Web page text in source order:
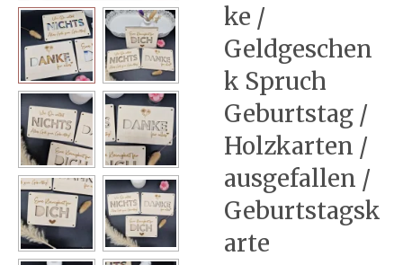
ke /
Geldgeschen
k Spruch
Geburtstag /
Holzkarten /
ausgefallen /
Geburtstagsk
arte